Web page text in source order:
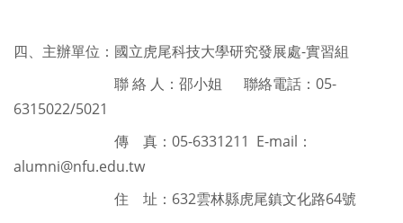
四、主辦單位：國立虎尾科技大學研究發展處-實習組
聯 絡 人：邵小姐 聯絡電話：05-
6315022/5021
傳 真：05-6331211 E-mail：
alumni@nfu.edu.tw
住 址：632雲林縣虎尾鎮文化路64號